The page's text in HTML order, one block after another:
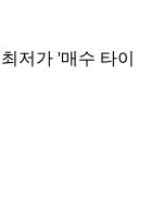
저가 '매수 타이